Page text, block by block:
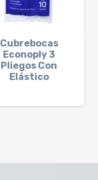
Cubrebocas
Econoply 3
Pliegos Con
Elástico